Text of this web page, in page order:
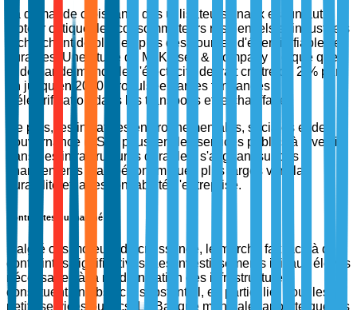
La demande croissante des utilisateurs finaux est un autre
moteur critique, les consommateurs résidentiels et industriels
recherchant de plus en plus des sources d'énergie fiables et
durables. Une étude de McKinsey & Company indique que
la demande mondiale d'électricité devrait croître de 2 % par
an jusqu'en 2040, propulsée par les tendances
d'électrification dans les transports et le chauffage.
De plus, les initiatives environnementales, sociales et de
gouvernance (ESG) poussent les services publics à investir
dans des infrastructures durables, s'alignant sur des
changements macroéconomiques plus larges vers la
durabilité et la responsabilité d'entreprise.
Contraintes du marché
Malgré ces moteurs de croissance, le marché fait face à des
contraintes significatives. Les investissements initiaux élevés
nécessaires à la modernisation des infrastructures
constituent un obstacle substantiel, en particulier pour les
petits services publics. La Banque mondiale rapporte que les